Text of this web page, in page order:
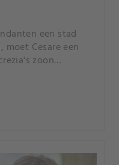
een stad
Cesare een
zoon